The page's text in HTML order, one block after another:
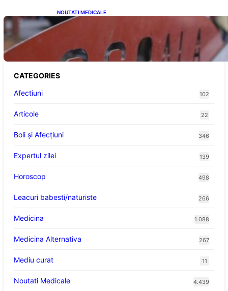
NOUTATI MEDICALE
Reforma Educațională din Liceu: O
Schimbare Fundamentală pentru Generațiile
CATEGORIES
Afectiuni
102
Articole 22
Boli și Afecțiuni 346
Expertul zilei 139
Horoscop 498
Leacuri babesti/naturiste 266
Medicina 1.088
Medicina Alternativa 267
Mediu curat 11
Noutati Medicale 4.439